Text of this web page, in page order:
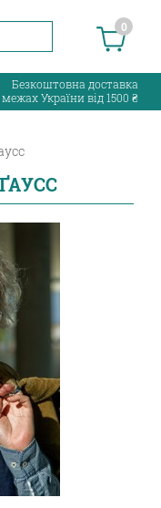
0
Безкоштовна доставка
України від 1500 ₴